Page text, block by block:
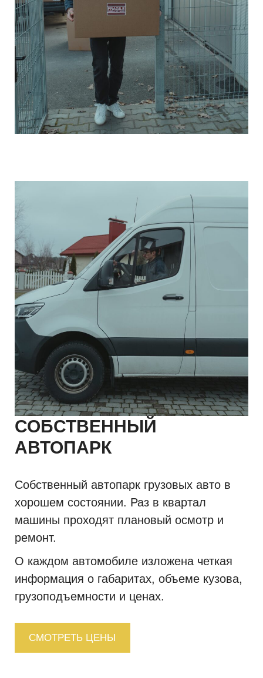
СОБСТВЕННЫЙ
АВТОПАРК
Собственный автопарк грузовых авто в
хорошем состоянии. Раз в квартал
машины проходят плановый осмотр и
ремонт.
О каждом автомобиле изложена четкая
информация о габаритах, объеме кузова,
грузоподъемности и ценах.
СМОТРЕТЬ ЦЕНЫ